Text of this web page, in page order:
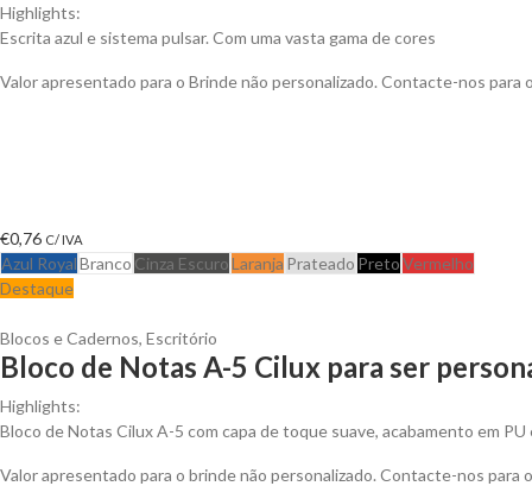
Highlights:
Escrita azul e sistema pulsar. Com uma vasta gama de cores
Valor apresentado para o Brinde não personalizado. Contacte-nos
€0,76 C/ IVA
Azul RoyalBranco Cinza EscuroLaranja Prateado PretoVermelho
Destaque
Blocos e Cadernos, Escritório
Bloco de Notas A-5 Cilux para ser
Highlights:
Bloco de Notas Cilux A-5 com capa de toque suave, acabamento em PU
Valor apresentado para o brinde não personalizado. Contacte-nos